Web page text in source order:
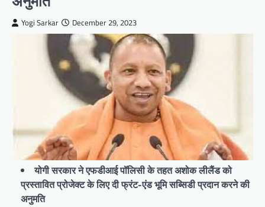
Yogi Sarkar December 29, 2023
योगी सरकार ने एफडीआई पॉलिसी के तहत अशोक लीलैंड को
प्रस्तावित प्रोजेक्ट के लिए दी फ्रंट-एंड भूमि सब्सिडी प्रदान करने की
अनुमति